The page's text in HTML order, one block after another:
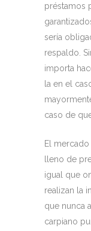
préstamos
serí­a
respaldo.
importa
la en el
caso de
El
lleno de
igual que
realizan la
que nunca
carpiano